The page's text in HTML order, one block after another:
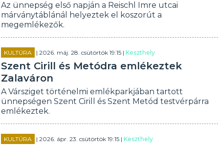
Az ünnepség első napján a Reischl Imre utcai
márványtáblánál helyeztek el koszorút a
megemlékezők.
KULTÚRA | 2026. máj. 28. csütörtök 19:15 |Keszthely
Szent Cirill és Metódra emlékeztek
Zalaváron
A Vársziget történelmi emlékparkjában tartott
ünnepségen Szent Cirill és Szent Metód testvérpárra
emlékeztek.
KULTÚRA | 2026. ápr. 23. csütörtök 19:15 |Keszthely